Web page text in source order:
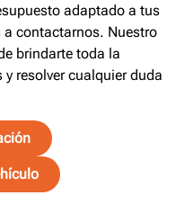
adaptado a tus
contactarnos. Nuestro
brindarte toda la
resolver cualquier duda